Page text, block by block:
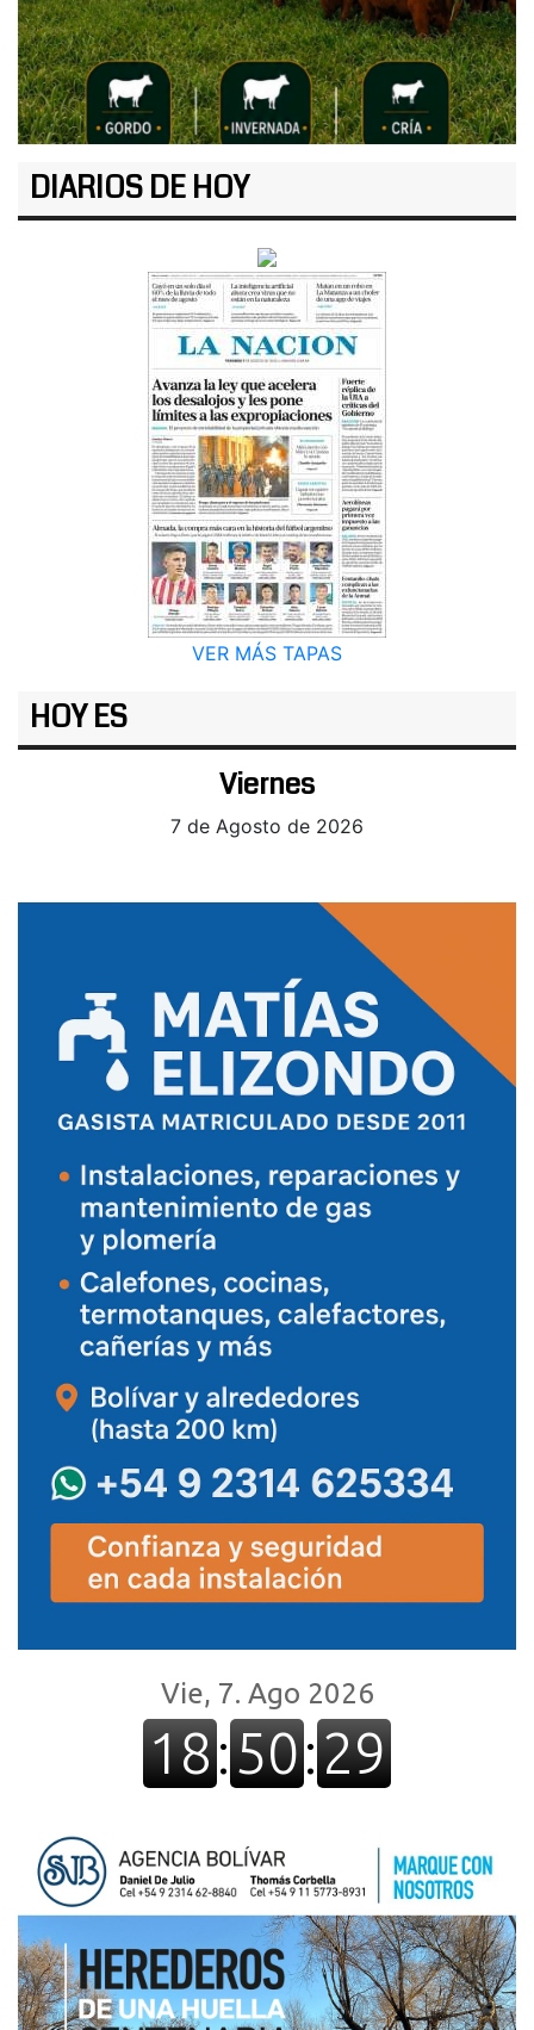
DIARIOS DE HOY
VER MÁS TAPAS
HOY ES
Viernes
7 de Agosto de 2026